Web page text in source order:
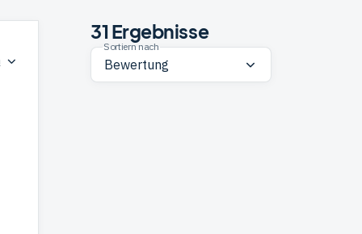
31Ergebnisse
Sortiern nach